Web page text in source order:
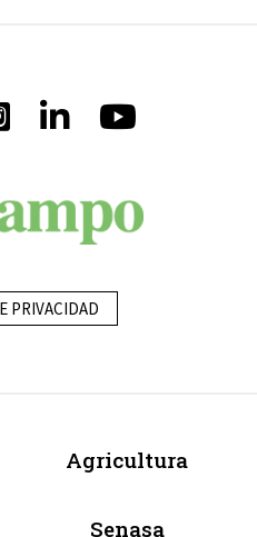
PRIVACIDAD
Agricultura
Senasa